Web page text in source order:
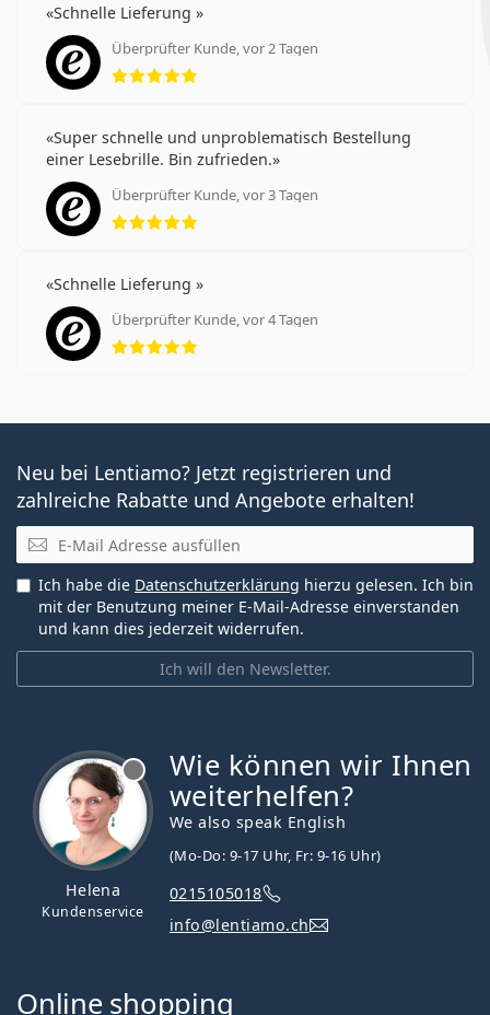
Schnelle Lieferung
Überprüfter Kunde, vor 2 Tagen
Bewertung 5 aus 5
Super schnelle und unproblematisch Bestellung
einer Lesebrille. Bin zufrieden.
Überprüfter Kunde, vor 3 Tagen
Bewertung 5 aus 5
Schnelle Lieferung
Überprüfter Kunde, vor 4 Tagen
Bewertung 5 aus 5
Neu bei Lentiamo? Jetzt registrieren und
zahlreiche Rabatte und Angebote erhalten!
E-Mail
Ich will den Newsletter.
Ich habe die Datenschutzerklärung hierzu gelesen. Ich bin
mit der Benutzung meiner E-Mail-Adresse einverstanden
und kann dies jederzeit widerrufen.
Helena
Kundenservice
Wie können wir Ihnen
weiterhelfen?
We also speak English
(Mo-Do: 9-17 Uhr, Fr: 9-16 Uhr)
0215105018
info@lentiamo.ch
Online shopping